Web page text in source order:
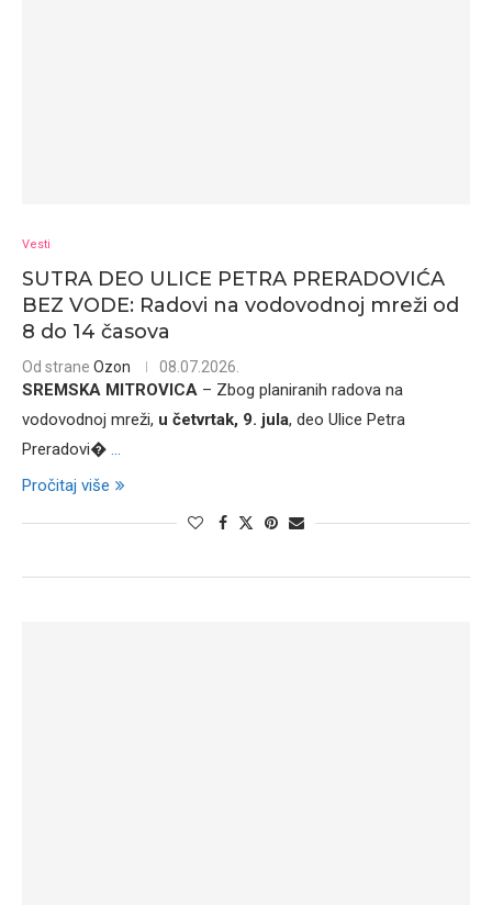
Vesti
SUTRA DEO ULICE PETRA PRERADOVIĆA
BEZ VODE: Radovi na vodovodnoj mreži od
8 do 14 časova
Od strane Ozon 08.07.2026.
SREMSKA MITROVICA – Zbog planiranih radova na
vodovodnoj mreži, u četvrtak, 9. jula, deo Ulice Petra
Preradovi� ...
Pročitaj više